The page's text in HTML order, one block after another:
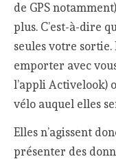
de GPS
plus. C’est-à-dire
seules votre
emporter avec
l’appli Activelook)
vélo auquel elles
Elles n’agissent
présenter des